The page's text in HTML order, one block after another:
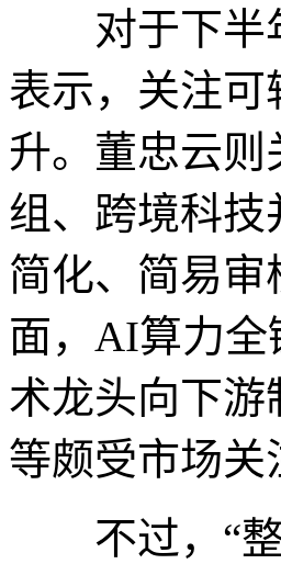
对于下半年
表示，关注
升。董忠云
组、跨境科
简化、简易
面，AI算力全
术龙头向下
等颇受市场关
不过，“整